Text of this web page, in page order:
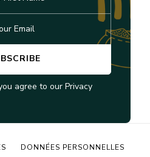
agree to our Privacy
DONNÉES PERSONNELLES